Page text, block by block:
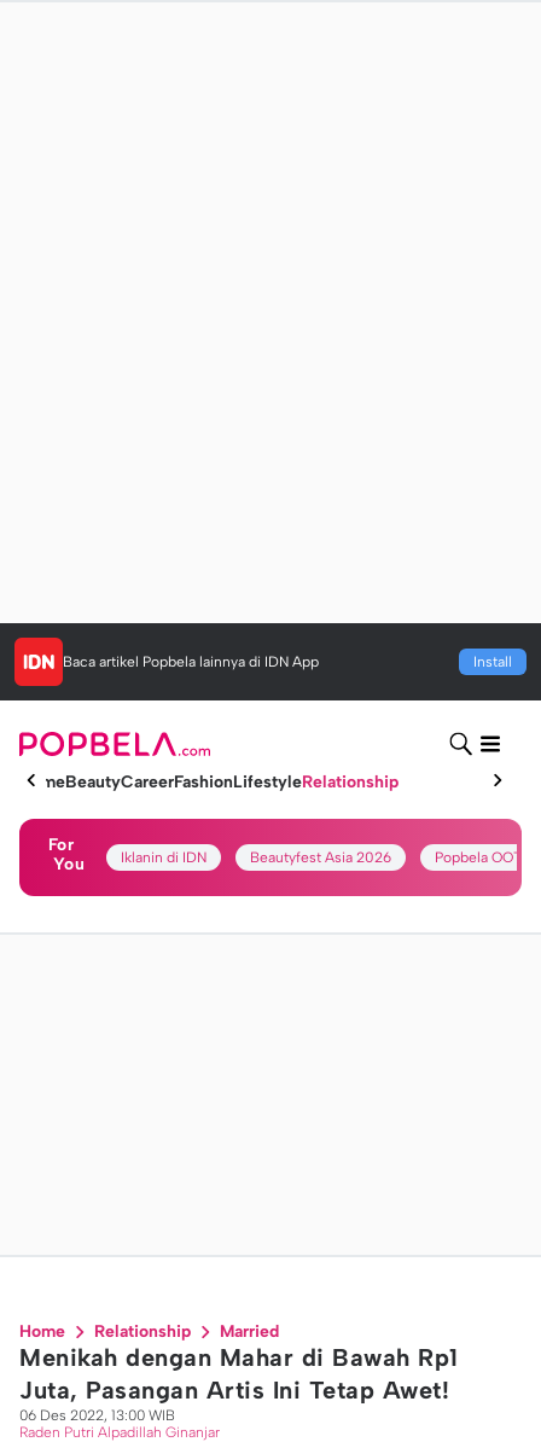
Baca artikel Popbela lainnya di IDN App Install
HomeBeautyCareerFashionLifestyleRelationship
For
You
Iklanin di IDN Beautyfest Asia 2026 Popbela OOTD
Home Relationship Married
Menikah dengan Mahar di Bawah Rp1
Juta, Pasangan Artis Ini Tetap Awet!
06 Des 2022, 13:00 WIB
Raden Putri Alpadillah Ginanjar